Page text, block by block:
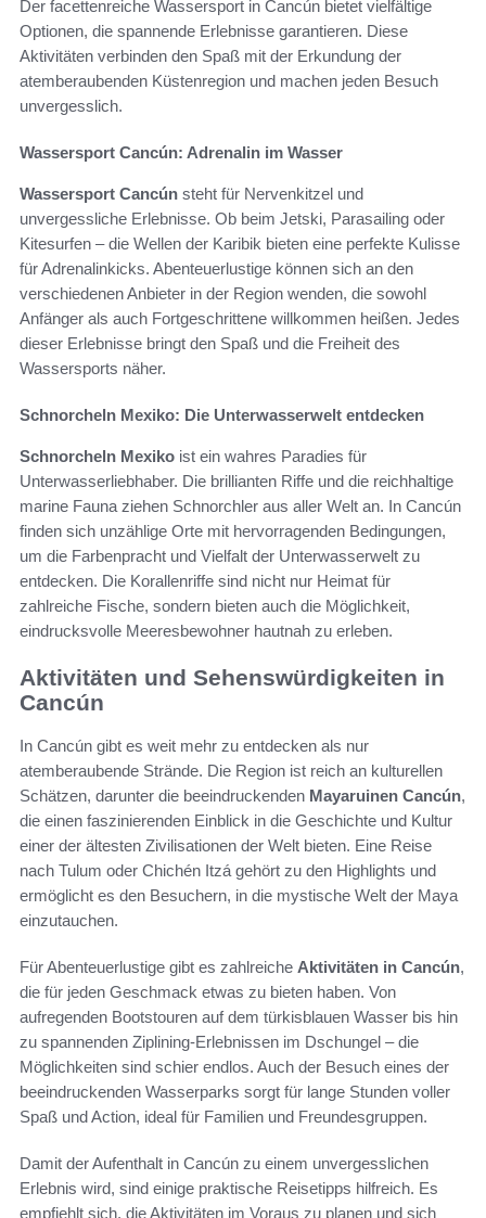
Der facettenreiche Wassersport in Cancún bietet vielfältige
Optionen, die spannende Erlebnisse garantieren. Diese
Aktivitäten verbinden den Spaß mit der Erkundung der
atemberaubenden Küstenregion und machen jeden Besuch
unvergesslich.
Wassersport Cancún: Adrenalin im Wasser
Wassersport Cancún steht für Nervenkitzel und
unvergessliche Erlebnisse. Ob beim Jetski, Parasailing oder
Kitesurfen – die Wellen der Karibik bieten eine perfekte Kulisse
für Adrenalinkicks. Abenteuerlustige können sich an den
verschiedenen Anbieter in der Region wenden, die sowohl
Anfänger als auch Fortgeschrittene willkommen heißen. Jedes
dieser Erlebnisse bringt den Spaß und die Freiheit des
Wassersports näher.
Schnorcheln Mexiko: Die Unterwasserwelt entdecken
Schnorcheln Mexiko ist ein wahres Paradies für
Unterwasserliebhaber. Die brillianten Riffe und die reichhaltige
marine Fauna ziehen Schnorchler aus aller Welt an. In Cancún
finden sich unzählige Orte mit hervorragenden Bedingungen,
um die Farbenpracht und Vielfalt der Unterwasserwelt zu
entdecken. Die Korallenriffe sind nicht nur Heimat für
zahlreiche Fische, sondern bieten auch die Möglichkeit,
eindrucksvolle Meeresbewohner hautnah zu erleben.
Aktivitäten und Sehenswürdigkeiten in
Cancún
In Cancún gibt es weit mehr zu entdecken als nur
atemberaubende Strände. Die Region ist reich an kulturellen
Schätzen, darunter die beeindruckenden Mayaruinen Cancún,
die einen faszinierenden Einblick in die Geschichte und Kultur
einer der ältesten Zivilisationen der Welt bieten. Eine Reise
nach Tulum oder Chichén Itzá gehört zu den Highlights und
ermöglicht es den Besuchern, in die mystische Welt der Maya
einzutauchen.
Für Abenteuerlustige gibt es zahlreiche Aktivitäten in Cancún,
die für jeden Geschmack etwas zu bieten haben. Von
aufregenden Bootstouren auf dem türkisblauen Wasser bis hin
zu spannenden Ziplining-Erlebnissen im Dschungel – die
Möglichkeiten sind schier endlos. Auch der Besuch eines der
beeindruckenden Wasserparks sorgt für lange Stunden voller
Spaß und Action, ideal für Familien und Freundesgruppen.
Damit der Aufenthalt in Cancún zu einem unvergesslichen
Erlebnis wird, sind einige praktische Reisetipps hilfreich. Es
empfiehlt sich, die Aktivitäten im Voraus zu planen und sich